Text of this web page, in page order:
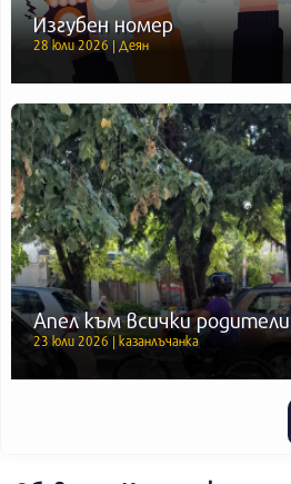
Изгубен номер
28 юли 2026 | Деян
Апел към всички родители
23 юли 2026 | казанлъчанка